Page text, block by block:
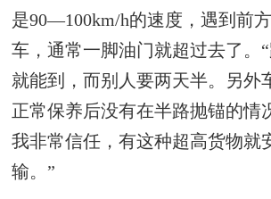
是90—100km/h的速度，遇到前
车，通常一脚油门就超过去了。
就能到，而别人要两天半。另外
正常保养后没有在半路抛锚的情
我非常信任，有这种超高货物就
输。”